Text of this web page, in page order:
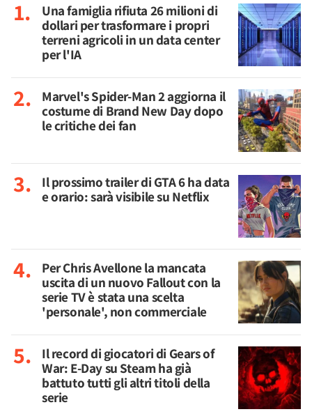
Una famiglia rifiuta 26 milioni di
dollari per trasformare i propri
terreni agricoli in un data center
per l'IA
Marvel's Spider-Man 2 aggiorna il
costume di Brand New Day dopo
le critiche dei fan
Il prossimo trailer di GTA 6 ha data
e orario: sarà visibile su Netflix
Per Chris Avellone la mancata
uscita di un nuovo Fallout con la
serie TV è stata una scelta
'personale', non commerciale
Il record di giocatori di Gears of
War: E-Day su Steam ha già
battuto tutti gli altri titoli della
serie